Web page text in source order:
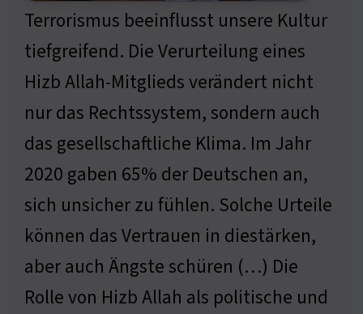
Terrorismus beeinflusst unsere Kultur
tiefgreifend. Die Verurteilung eines
Hizb Allah-Mitglieds verändert nicht
nur das Rechtssystem, sondern auch
das gesellschaftliche Klima. Im Jahr
2020 gaben 65% der Deutschen an,
sich unsicher zu fühlen. Solche Urteile
können das Vertrauen in diestärken,
aber auch Ängste schüren (…) Die
Rolle von Hizb Allah als politische und